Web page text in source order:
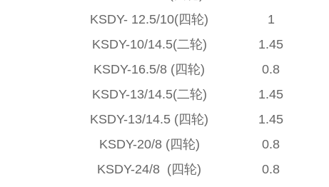
KSDY- 12.5/10(四轮)
1
KSDY-10/14.5(二轮)
1.45
KSDY-16.5/8 (四轮)
0.8
KSDY-13/14.5(二轮)
1.45
KSDY-13/14.5 (四轮)
1.45
KSDY-20/8 (四轮)
0.8
KSDY-24/8 (四轮)
0.8